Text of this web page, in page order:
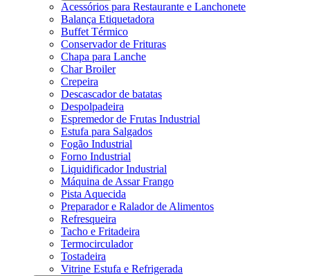
Acessórios para Restaurante e Lanchonete
Balança Etiquetadora
Buffet Térmico
Conservador de Frituras
Chapa para Lanche
Char Broiler
Crepeira
Descascador de batatas
Despolpadeira
Espremedor de Frutas Industrial
Estufa para Salgados
Fogão Industrial
Forno Industrial
Liquidificador Industrial
Máquina de Assar Frango
Pista Aquecida
Preparador e Ralador de Alimentos
Refresqueira
Tacho e Fritadeira
Termocirculador
Tostadeira
Vitrine Estufa e Refrigerada